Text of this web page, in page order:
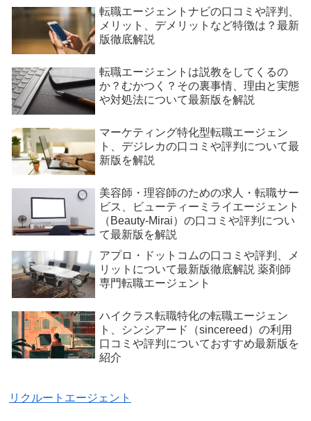
転職エージェントナビの口コミや評判、
メリット、デメリットなど特徴は？最新
版徹底解説
転職エージェントは説教をしてくるの
か？むかつく？その裏事情、理由と実態
や対処法について最新版を解説
マーケティング特化型転職エージェン
ト、デジレカの口コミや評判について最
新版を解説
美容師・理容師のための求人・転職サー
ビス、ビューティーミライエージェント
（Beauty-Mirai）の口コミや評判につい
て最新版を解説
アプロ・ドットコムの口コミや評判、メ
リットについて最新版徹底解説 薬剤師
専門転職エージェント
ハイクラス転職特化の転職エージェン
ト、シンシアード（sincereed）の利用
口コミや評判についておすすめ最新版を
紹介
リクルートエージェント